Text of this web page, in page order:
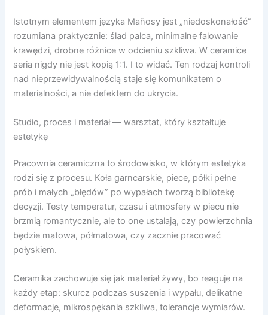
Istotnym elementem języka Mañosy jest „niedoskonałość”
rozumiana praktycznie: ślad palca, minimalne falowanie
krawędzi, drobne różnice w odcieniu szkliwa. W ceramice
seria nigdy nie jest kopią 1:1. I to widać. Ten rodzaj kontroli
nad nieprzewidywalnością staje się komunikatem o
materialności, a nie defektem do ukrycia.
Studio, proces i materiał — warsztat, który kształtuje
estetykę
Pracownia ceramiczna to środowisko, w którym estetyka
rodzi się z procesu. Koła garncarskie, piece, półki pełne
prób i małych „błędów” po wypałach tworzą bibliotekę
decyzji. Testy temperatur, czasu i atmosfery w piecu nie
brzmią romantycznie, ale to one ustalają, czy powierzchnia
będzie matowa, półmatowa, czy zacznie pracować
połyskiem.
Ceramika zachowuje się jak materiał żywy, bo reaguje na
każdy etap: skurcz podczas suszenia i wypału, delikatne
deformacje, mikrospękania szkliwa, tolerancje wymiarów.